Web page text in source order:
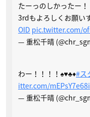
たーっのしかったー
3rdもよろしくお願い
OID pic.twitter.com/
— 重松千晴
わー！！！！♠️♥️♣️♦️#ス
itter.com/mEPsY7e68i
— 重松千晴